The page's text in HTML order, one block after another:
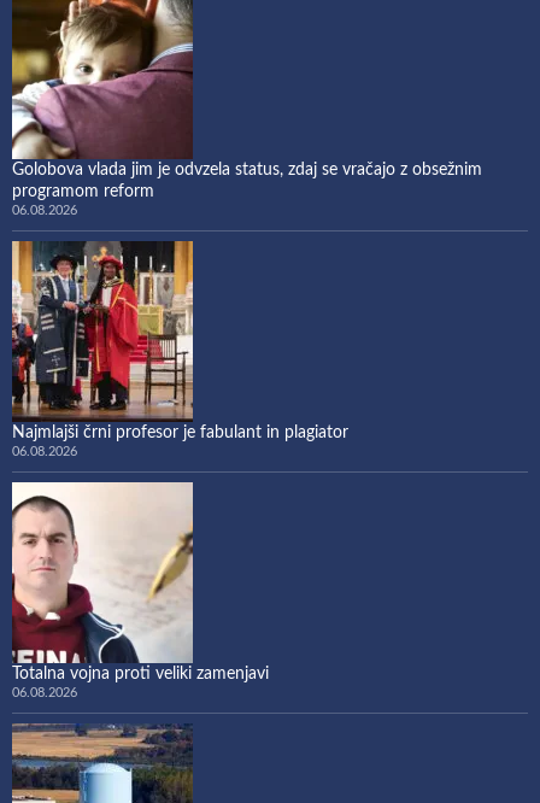
Golobova vlada jim je odvzela status, zdaj se vračajo z obsežnim
programom reform
06.08.2026
Najmlajši črni profesor je fabulant in plagiator
06.08.2026
Totalna vojna proti veliki zamenjavi
06.08.2026